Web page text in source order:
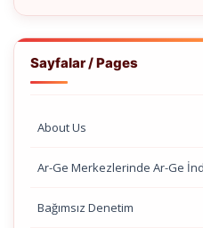
Sayfalar / Pages
About Us
Ar-Ge Merkezlerinde Ar-Ge
Bağımsız Denetim